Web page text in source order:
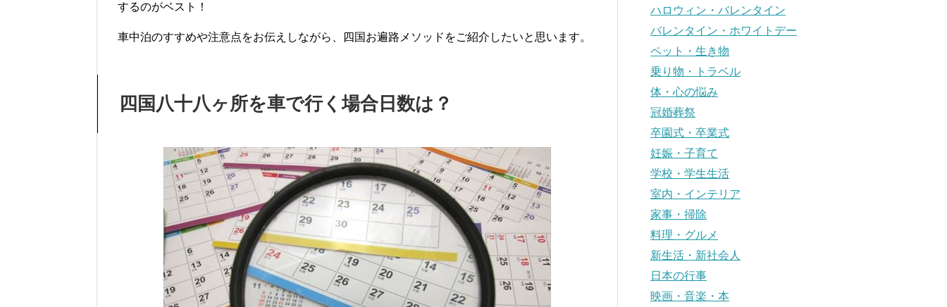
するのがベスト！
車中泊のすすめや注意点をお伝えしながら、四国お遍路メソッドをご紹介したいと思います。
四国八十八ヶ所を車で行く場合日数は？
ハロウィン・バレンタイン
バレンタイン・ホワイトデー
ペット・生き物
乗り物・トラベル
体・心の悩み
冠婚葬祭
卒園式・卒業式
妊娠・子育て
学校・学生生活
室内・インテリア
家事・掃除
料理・グルメ
新生活・新社会人
日本の行事
映画・音楽・本